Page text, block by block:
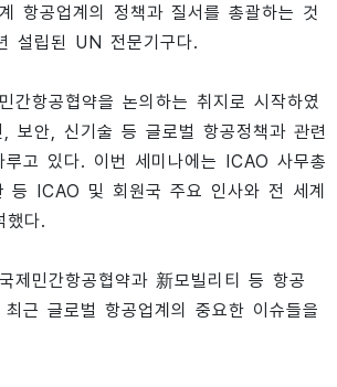
항공업계의 정책과 질서를 총괄하는 것
설립된 UN 전문기구다.
간항공협약을 논의하는 취지로 시작하였
보안, 신기술 등 글로벌 항공정책과 관련
고 있다. 이번 세미나에는 ICAO 사무총
등 ICAO 및 회원국 주요 인사와 전 세계
했다.
제민간항공협약과 新모빌리티 등 항공
근 글로벌 항공업계의 중요한 이슈들을